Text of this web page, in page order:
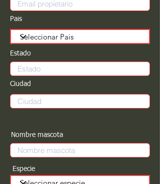
Pais
Estado
Ciudad
Nombre mascota
Especie